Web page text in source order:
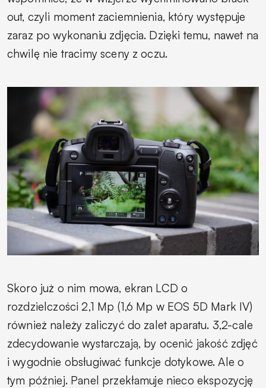
out, czyli moment zaciemnienia, który występuje
zaraz po wykonaniu zdjęcia. Dzięki temu, nawet na
chwilę nie tracimy sceny z oczu.
Skoro już o nim mowa, ekran LCD o
rozdzielczości 2,1 Mp (1,6 Mp w EOS 5D Mark IV)
również należy zaliczyć do zalet aparatu. 3,2-cale
zdecydowanie wystarczają, by ocenić jakość zdjęć
i wygodnie obsługiwać funkcje dotykowe. Ale o
tym później. Panel przekłamuje nieco ekspozycję